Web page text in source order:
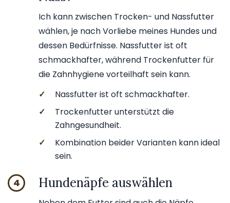
Ich kann zwischen Trocken- und Nassfutter
wählen, je nach Vorliebe meines Hundes und
dessen Bedürfnisse. Nassfutter ist oft
schmackhafter, während Trockenfutter für
die Zahnhygiene vorteilhaft sein kann.
✓
Nassfutter ist oft schmackhafter.
✓
Trockenfutter unterstützt die
Zahngesundheit.
✓
Kombination beider Varianten kann ideal
sein.
4 Hundenäpfe auswählen